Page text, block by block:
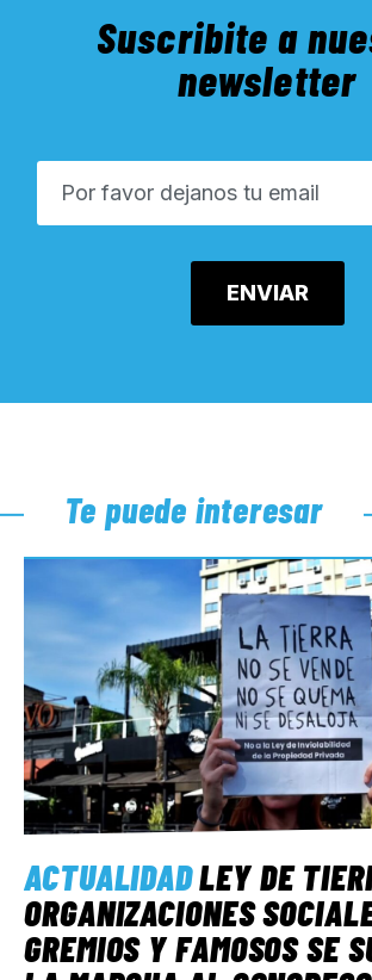
Suscribite a
newsletter
Te puede interesar
ACTUALIDADLEY DE
ORGANIZACIONES
GREMIOS Y FAMOSOS SE